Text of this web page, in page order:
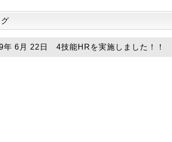
年 6月 22日 4技能HRを実施しました！！